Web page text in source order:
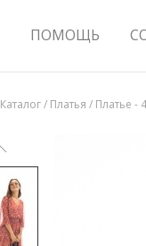
ПОМОЩЬ
Каталог/ Платья / Платье -